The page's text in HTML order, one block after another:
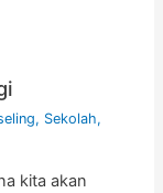
, Sekolah,
kita akan